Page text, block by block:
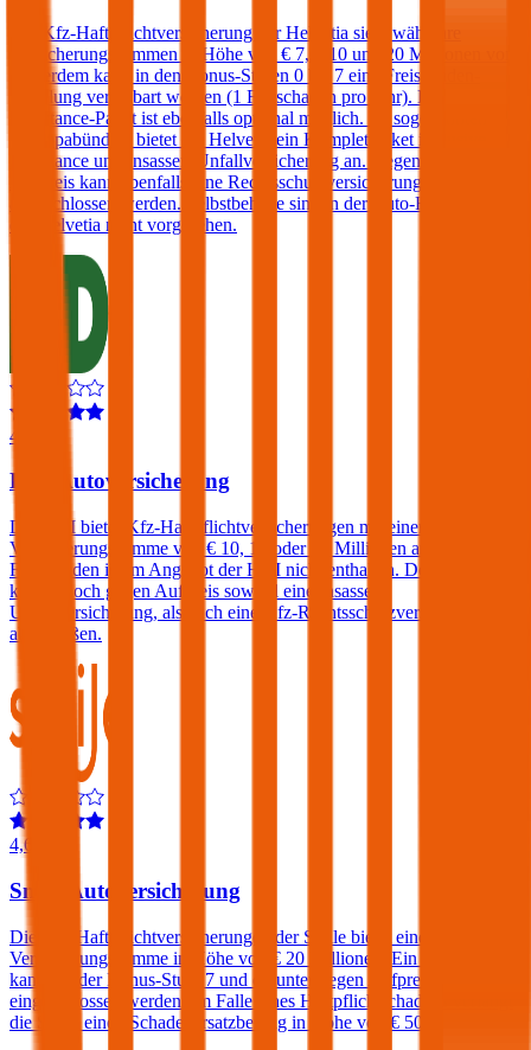
Die Kfz-Haftpflichtversicherung der Helvetia sieht wählbare
Versicherungssummen in Höhe von € 7,6, 10 und 20 Millionen vor.
Außerdem kann in den Bonus-Stufen 0 bis 7 eine Freischaden-
Regelung vereinbart werden (1 Freischaden pro Jahr). Ein
Assistance-Paket ist ebenfalls optional möglich. Im sogenannten
„Europabündel“ bietet die Helvetia ein Komplettpaket inklusive
Assistance und Insassen-Unfallversicherung an. Gegen einen
Aufpreis kann ebenfalls eine Rechtsschutzversicherung
abgeschlossen werden. Selbstbehalte sind in der Auto-Haftpflicht
der Helvetia nicht vorgesehen.
4,3
HDI Autoversicherung
Die HDI bietet Kfz-Haftpflichtversicherungen mit einer
Versicherungssumme von € 10, 15 oder 20 Millionen an. Ein
Freischaden ist im Angebot der HDI nicht enthalten. Der Kunde
kann jedoch gegen Aufpreis sowohl eine Insassen-
Unfallversicherung, als auch eine Kfz-Rechtsschutzversicherung
abschließen.
4,6
Smile Autoversicherung
Die Kfz-Haftpflichtversicherungen der Smile bietet eine
Versicherungssumme in Höhe von € 20 Millionen. Ein Freischaden
kann bei der Bonus-Stufe 7 und darunter gegen Aufpreis
eingeschlossen werden. Im Falle eines Haftpflichtschadens verlangt
die Smile einen Schadenersatzbeitrag in Höhe von € 500.